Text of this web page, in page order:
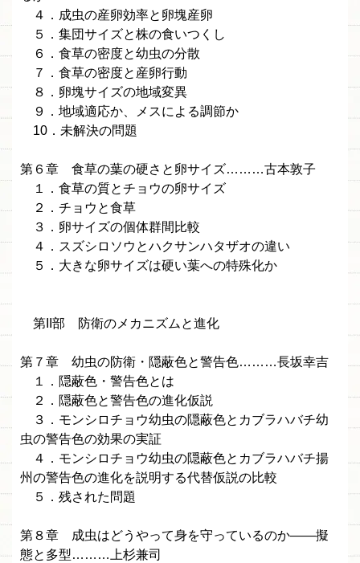
４．成虫の産卵効率と卵塊産卵
５．集団サイズと株の食いつくし
６．食草の密度と幼虫の分散
７．食草の密度と産卵行動
８．卵塊サイズの地域変異
９．地域適応か、メスによる調節か
10．未解決の問題
第６章 食草の葉の硬さと卵サイズ………古本敦子
１．食草の質とチョウの卵サイズ
２．チョウと食草
３．卵サイズの個体群間比較
４．スズシロソウとハクサンハタザオの違い
５．大きな卵サイズは硬い葉への特殊化か
第II部 防衛のメカニズムと進化
第７章 幼虫の防衛・隠蔽色と警告色………長坂幸吉
１．隠蔽色・警告色とは
２．隠蔽色と警告色の進化仮説
３．モンシロチョウ幼虫の隠蔽色とカブラハバチ幼
虫の警告色の効果の実証
４．モンシロチョウ幼虫の隠蔽色とカブラハバチ揚
州の警告色の進化を説明する代替仮説の比較
５．残された問題
第８章 成虫はどうやって身を守っているのか——擬
態と多型………上杉兼司